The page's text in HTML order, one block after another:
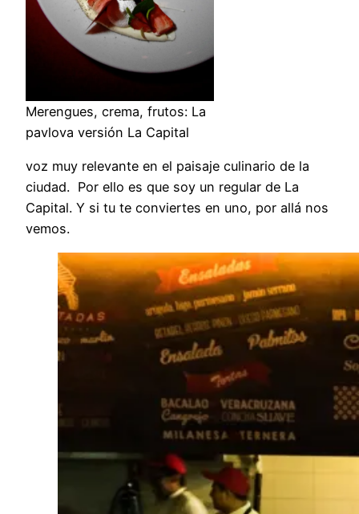
Merengues, crema, frutos: La
pavlova versión La Capital
voz muy relevante en el paisaje culinario de la
ciudad. Por ello es que soy un regular de La
Capital. Y si tu te conviertes en uno, por allá nos
vemos.